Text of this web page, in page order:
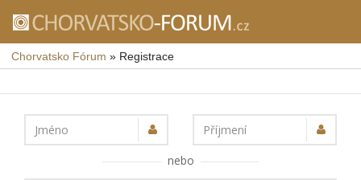
Chorvatsko Fórum » Registrace
Jméno
Příjmení
nebo